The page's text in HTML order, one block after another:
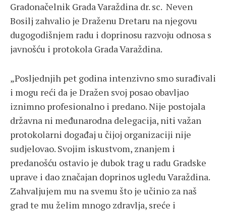
Gradonačelnik Grada Varaždina dr. sc. Neven
Bosilj zahvalio je Draženu Dretaru na njegovu
dugogodišnjem radu i doprinosu razvoju odnosa s
javnošću i protokola Grada Varaždina.
„Posljednjih pet godina intenzivno smo surađivali
i mogu reći da je Dražen svoj posao obavljao
iznimno profesionalno i predano. Nije postojala
državna ni međunarodna delegacija, niti važan
protokolarni događaj u čijoj organizaciji nije
sudjelovao. Svojim iskustvom, znanjem i
predanošću ostavio je dubok trag u radu Gradske
uprave i dao značajan doprinos ugledu Varaždina.
Zahvaljujem mu na svemu što je učinio za naš
grad te mu želim mnogo zdravlja, sreće i